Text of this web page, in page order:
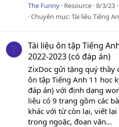
The Funny Resource 8/3/23
Chuyên mục:Tài liệu Tiếng
T
Tài liệu ôn tập Tiếng
2022-2023 (có đáp án)
ZixDoc gửi tặng quý thầy
ôn tập Tiếng Anh 11 học
đáp án) với định dạng
liệu có 9 trang gồm các
khác với từ còn lại, viết
trong ngoặc, đoạn văn...